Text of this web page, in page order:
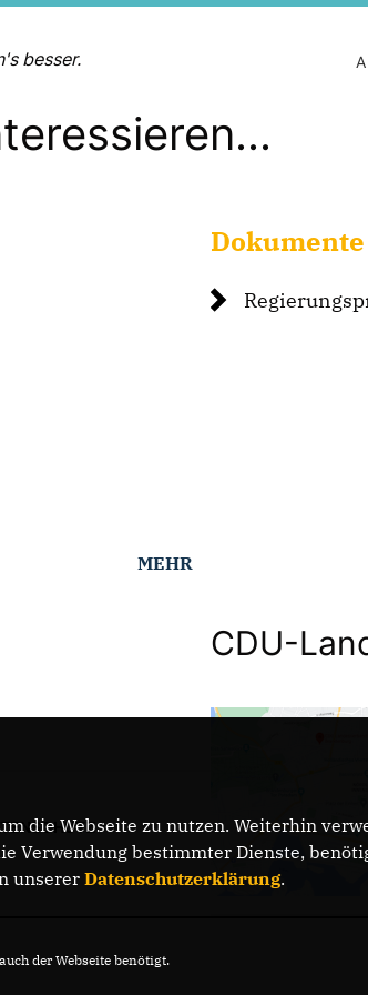
besser.
MEHR
CDU-
die Webseite zu nutzen. Weiterhin
Verwendung bestimmter Dienste,
unserer Datenschutzerklärung.
der Webseite benötigt.